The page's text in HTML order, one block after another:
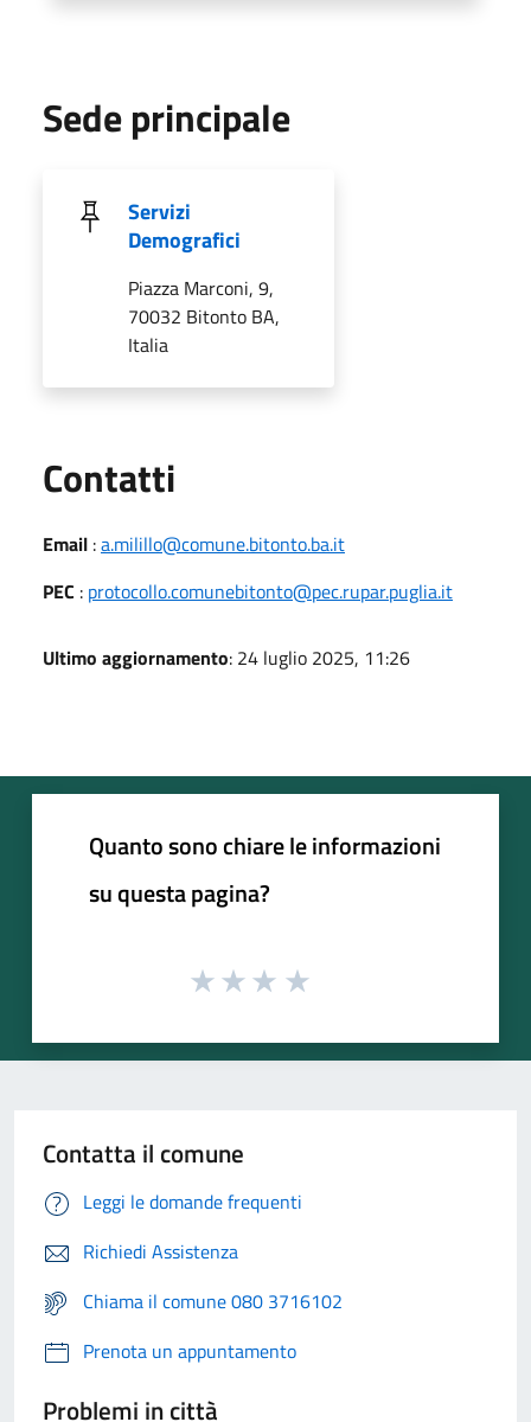
Sede principale
Servizi
Demografici
Piazza Marconi, 9,
70032 Bitonto BA,
Italia
Contatti
Email :a.milillo@comune.bitonto.ba.it
PEC : protocollo.comunebitonto@pec.rupar.puglia.it
Ultimo aggiornamento: 24 luglio 2025, 11:26
Quanto sono chiare le informazioni
su questa pagina?
Contatta il comune
Leggi le domande frequenti
Richiedi Assistenza
Chiama il comune 080 3716102
Prenota un appuntamento
Problemi in città